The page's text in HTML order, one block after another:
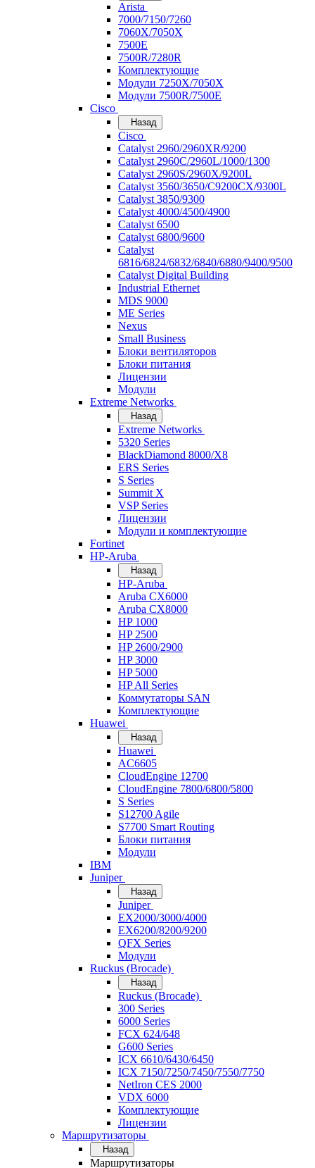
Arista
7000/7150/7260
7060X/7050X
7500E
7500R/7280R
Комплектующие
Модули 7250X/7050X
Модули 7500R/7500E
Cisco
Назад
Cisco
Catalyst 2960/2960XR/9200
Catalyst 2960C/2960L/1000/1300
Catalyst 2960S/2960X/9200L
Catalyst 3560/3650/C9200CX/9300L
Catalyst 3850/9300
Catalyst 4000/4500/4900
Catalyst 6500
Catalyst 6800/9600
Catalyst
6816/6824/6832/6840/6880/9400/9500
Catalyst Digital Building
Industrial Ethernet
MDS 9000
ME Series
Nexus
Small Business
Блоки вентиляторов
Блоки питания
Лицензии
Модули
Extreme Networks
Назад
Extreme Networks
5320 Series
BlackDiamond 8000/X8
ERS Series
S Series
Summit X
VSP Series
Лицензии
Модули и комплектующие
Fortinet
HP-Aruba
Назад
HP-Aruba
Aruba CX6000
Aruba CX8000
HP 1000
HP 2500
HP 2600/2900
HP 3000
HP 5000
HP All Series
Коммутаторы SAN
Комплектующие
Huawei
Назад
Huawei
AC6605
CloudEngine 12700
CloudEngine 7800/6800/5800
S Series
S12700 Agile
S7700 Smart Routing
Блоки питания
Модули
IBM
Juniper
Назад
Juniper
EX2000/3000/4000
EX6200/8200/9200
QFX Series
Модули
Ruckus (Brocade)
Назад
Ruckus (Brocade)
300 Series
6000 Series
FCX 624/648
G600 Series
ICX 6610/6430/6450
ICX 7150/7250/7450/7550/7750
NetIron CES 2000
VDX 6000
Комплектующие
Лицензии
Маршрутизаторы
Назад
Маршрутизаторы